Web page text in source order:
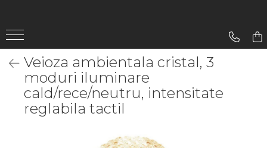
Aparate De Sudura
Lampi Solare
Veioza ambientala cristal, 3
moduri iluminare
cald/rece/neutru, intensitate
reglabila tactil